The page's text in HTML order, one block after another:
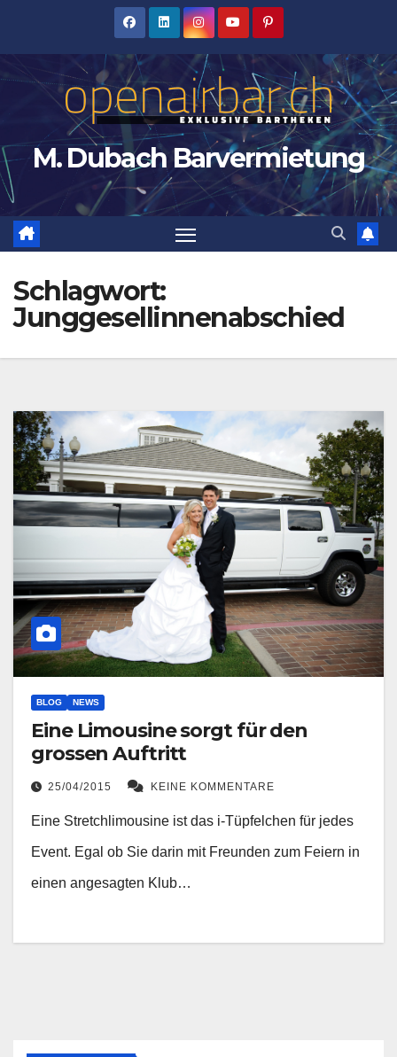
M. Dubach Barvermietung
Schlagwort:
Junggesellinnenabschied
BLOG NEWS
Eine Limousine sorgt für den
grossen Auftritt
25/04/2015 KEINE KOMMENTARE
Eine Stretchlimousine ist das i-Tüpfelchen für jedes
Event. Egal ob Sie darin mit Freunden zum Feiern in
einen angesagten Klub…